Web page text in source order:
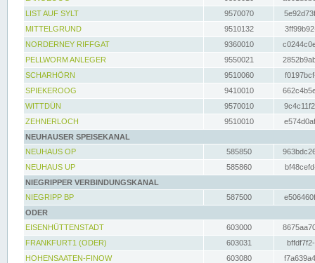
LIST AUF SYLT
9570070
MITTELGRUND
9510132
NORDERNEY RIFFGAT
9360010
PELLWORM ANLEGER
9550021
SCHARHÖRN
9510060
SPIEKEROOG
9410010
WITTDÜN
9570010
ZEHNERLOCH
9510010
NEUHAUSER SPEISEKANAL
NEUHAUS OP
585850
NEUHAUS UP
585860
NIEGRIPPER VERBINDUNGSKANAL
NIEGRIPP BP
587500
ODER
EISENHÜTTENSTADT
603000
FRANKFURT1 (ODER)
603031
HOHENSAATEN-FINOW
603080